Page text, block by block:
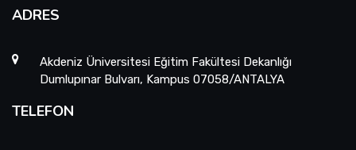
ADRES
Akdeniz Üniversitesi Eğitim Fakültesi Dekanlığı
Dumlupınar Bulvarı, Kampus 07058/ANTALYA
TELEFON